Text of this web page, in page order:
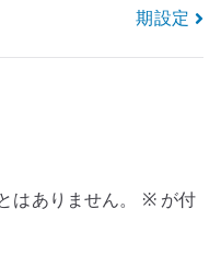
期設定
ありません。 ※が付